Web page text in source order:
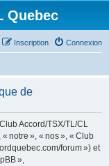
Quebec
Connexion
Inscription
de
Accord/TSX/TL/CL
notre », « nos », « Club
forum ») et
»,